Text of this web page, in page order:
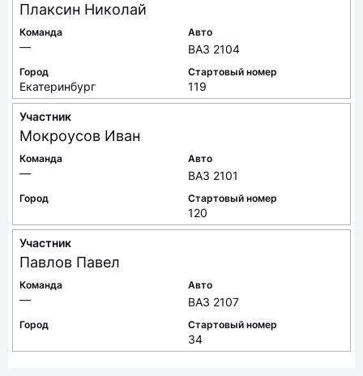
Плаксин Николай
Команда
—
Авто
ВАЗ 2104
Город
Екатеринбург
Стартовый номер
119
Участник
Мокроусов Иван
Команда
—
Авто
ВАЗ 2101
Город Стартовый номер
120
Участник
Павлов Павел
Команда
—
Авто
ВАЗ 2107
Город Стартовый номер
34